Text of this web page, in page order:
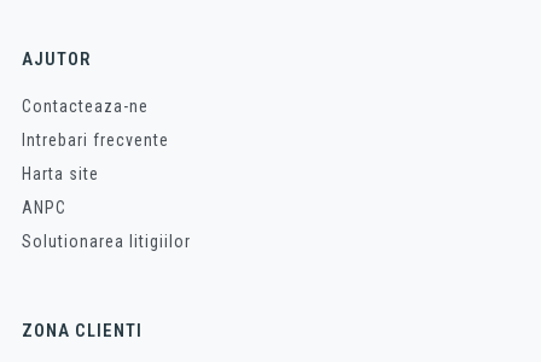
AJUTOR
Contacteaza-ne
Intrebari frecvente
Harta site
ANPC
Solutionarea litigiilor
ZONA CLIENTI